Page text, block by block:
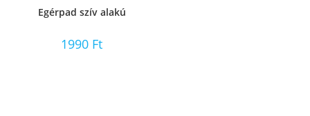
Egérpad szív alakú
1990 Ft